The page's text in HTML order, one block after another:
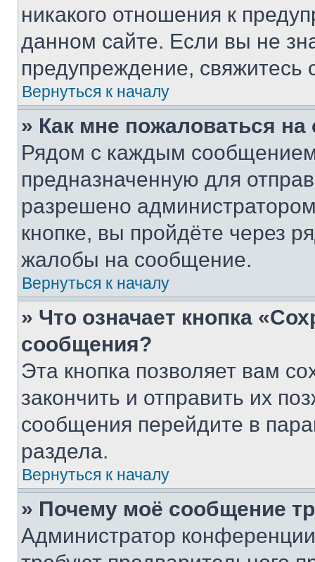
никакого отношения к
данном сайте. Если вы не
предупреждение,
Вернуться к началу
» Как мне пожаловаться
Рядом с каждым сообщением
предназначенную для
разрешено
кнопке, вы пройдёте через
жалобы на сообщение.
Вернуться к началу
» Что означает кнопка
сообщения?
Эта кнопка позволяет вам
закончить и отправить их
сообщения перейдите в
раздела.
Вернуться к началу
» Почему моё сообщение
Администратор